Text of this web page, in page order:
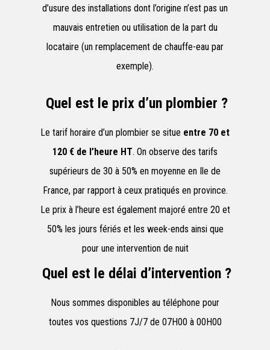
d’usure des installations dont l’origine n’est pas un
mauvais entretien ou utilisation de la part du
locataire (un remplacement de chauffe-eau par
exemple).
Quel est le prix d’un plombier ?
Le tarif horaire d’un plombier se situe entre 70 et
120 € de l’heure HT. On observe des tarifs
supérieurs de 30 à 50% en moyenne en Ile de
France, par rapport à ceux pratiqués en province.
Le prix à l’heure est également majoré entre 20 et
50% les jours fériés et les week-ends ainsi que
pour une intervention de nuit
Quel est le délai d’intervention ?
Nous sommes disponibles au téléphone pour
toutes vos questions 7J/7 de 07H00 à 00H00